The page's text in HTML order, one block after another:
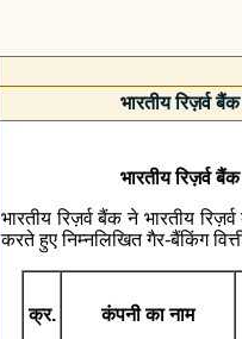
भारतीय रिज़र्व
भारतीय रिज़र्व
भारतीय रिज़र्व बैंक ने भारतीय
करते हुए निम्‍नलिखित गैर-बैंकिंग
क्र. कंपनी का नाम